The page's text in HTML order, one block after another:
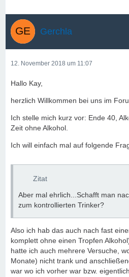
Gerchla
12. November 2018 um 11:07
Hallo Kay,
herzlich Willkommen bei uns im
Ich stelle mich kurz vor: Ende 40,
Zeit ohne Alkohol.
Ich will einfach mal auf folgende
Zitat
Aber mal ehrlich...Schafft man
zum kontrollierten Trinker?
Also ich hab das auch nach fast
komplett ohne einen Tropfen
hatte ich auch mehrere Versuche,
Monate) nicht trank und
war wo ich vorher war bzw.